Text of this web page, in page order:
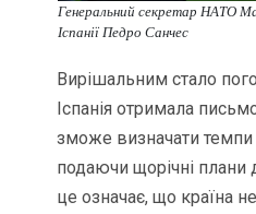
Генеральний секретар НАТО
Іспанії Педро Санчес
Вирішальним стало
Іспанія отримала
зможе визначати
подаючи щорічні плани
це означає, що країна